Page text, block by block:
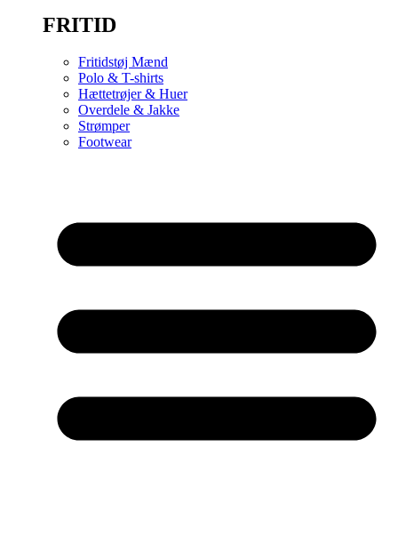
FRITID
Fritidstøj Mænd
Polo & T-shirts
Hættetrøjer & Huer
Overdele & Jakke
Strømper
Footwear